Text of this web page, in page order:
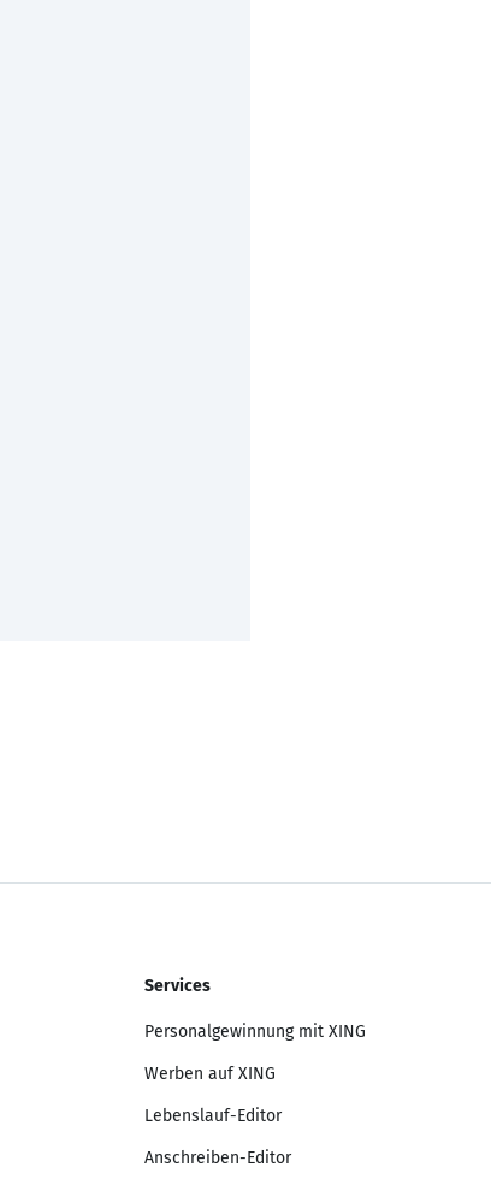
Services
Personalgewinnung mit XING
Werben auf XING
Lebenslauf-Editor
Anschreiben-Editor